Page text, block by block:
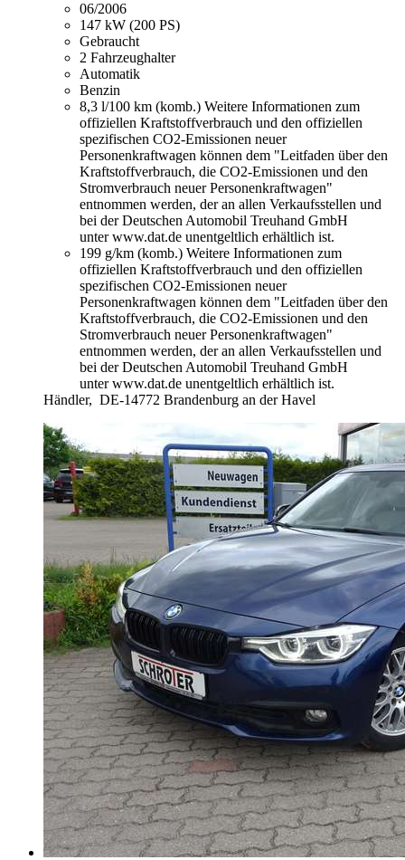
06/2006
147 kW (200 PS)
Gebraucht
2 Fahrzeughalter
Automatik
Benzin
8,3 l/100 km (komb.) Weitere Informationen zum
offiziellen Kraftstoffverbrauch und den offiziellen
spezifischen CO2-Emissionen neuer
Personenkraftwagen können dem "Leitfaden über den
Kraftstoffverbrauch, die CO2-Emissionen und den
Stromverbrauch neuer Personenkraftwagen"
entnommen werden, der an allen Verkaufsstellen und
bei der Deutschen Automobil Treuhand GmbH
unter www.dat.de unentgeltlich erhältlich ist.
199 g/km (komb.) Weitere Informationen zum
offiziellen Kraftstoffverbrauch und den offiziellen
spezifischen CO2-Emissionen neuer
Personenkraftwagen können dem "Leitfaden über den
Kraftstoffverbrauch, die CO2-Emissionen und den
Stromverbrauch neuer Personenkraftwagen"
entnommen werden, der an allen Verkaufsstellen und
bei der Deutschen Automobil Treuhand GmbH
unter www.dat.de unentgeltlich erhältlich ist.
Händler, DE-14772 Brandenburg an der Havel